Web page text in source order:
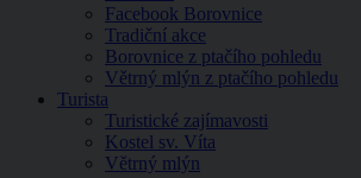
Facebook Borovnice
Tradiční akce
Borovnice z ptačího pohledu
Větrný mlýn z ptačího pohledu
Turista
Turistické zajímavosti
Kostel sv. Víta
Větrný mlýn